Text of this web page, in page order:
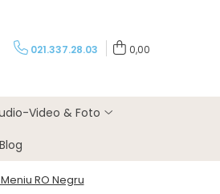
021.337.28.03 0,00
Video & Foto
Blog
RO Negru